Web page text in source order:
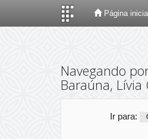
Página inicial
Navegando
Baraúna, Lívia
Ir para: